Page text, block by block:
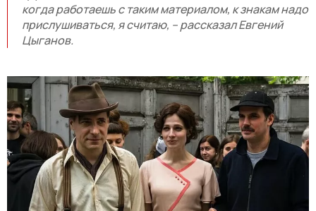
когда работаешь с таким материалом, к знакам надо
прислушиваться, я считаю, – рассказал Евгений
Цыганов.